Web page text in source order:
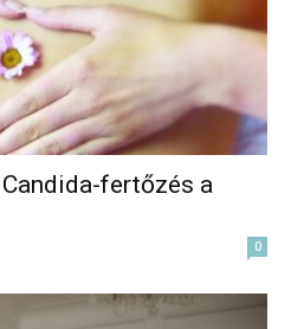
fertőzés a
0